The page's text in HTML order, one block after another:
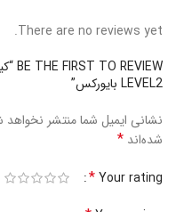
There are no reviews yet.
LEVEL2 بایورکس”
نشانی ایمیل شما منتشر
شده‌اند *
Your rating
*